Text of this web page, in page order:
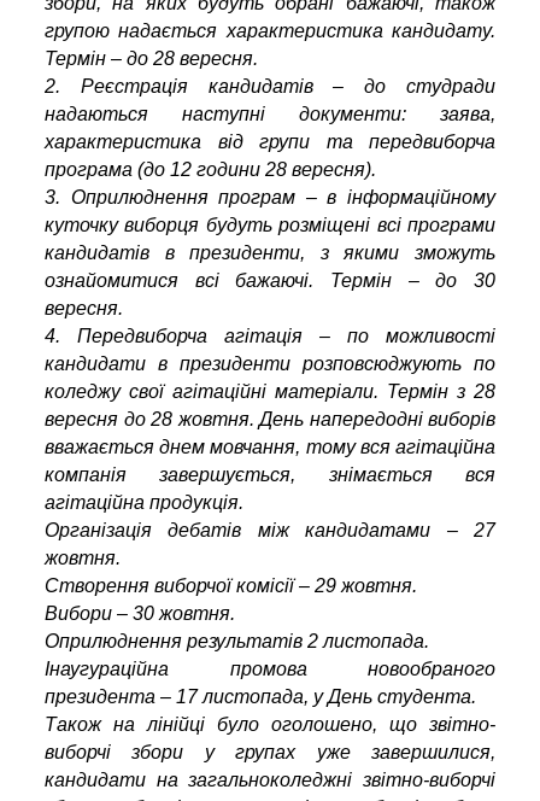
групою надається характеристика кандидату.
Термін – до 28 вересня.
2. Реєстрація кандидатів – до студради
надаються наступні документи: заява,
характеристика від групи та передвиборча
програма (до 12 години 28 вересня).
3. Оприлюднення програм – в інформаційному
куточку виборця будуть розміщені всі програми
кандидатів в президенти, з якими зможуть
ознайомитися всі бажаючі. Термін – до 30
вересня.
4. Передвиборча агітація – по можливості
кандидати в президенти розповсюджують по
коледжу свої агітаційні матеріали. Термін з 28
вересня до 28 жовтня. День напередодні виборів
вважається днем мовчання, тому вся агітаційна
компанія завершується, знімається вся
агітаційна продукція.
Організація дебатів між кандидатами – 27
жовтня.
Створення виборчої комісії – 29 жовтня.
Вибори – 30 жовтня.
Оприлюднення результатів 2 листопада.
Інаугураційна промова новообраного
президента – 17 листопада, у День студента.
Також на лінійці було оголошено, що звітно-
виборчі збори у групах уже завершилися,
кандидати на загальноколеджні звітно-виборчі